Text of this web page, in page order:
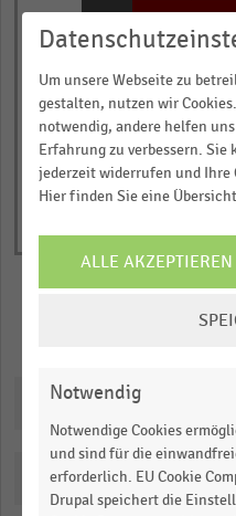
has
axis
displaying
Nettoumsatz
in
Euro.
Range:
table.
End
interactive
chart
Um unsere Webseite zu
gestalten, nutzen wir
notwendig, andere helfen
Erfahrung zu verbessern.
jederzeit widerrufen und Ihre
Hier finden Sie eine
ALLE AKZEPTIEREN
Notwendig
Notwendige Cookies
und sind für die
erforderlich. EU Cookie
Drupal speichert die